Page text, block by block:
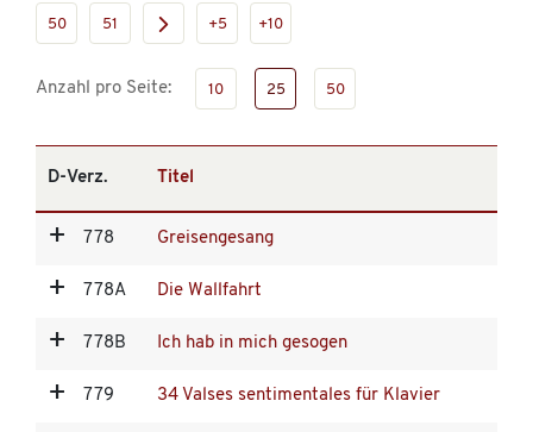
50 51 +5 +10
Anzahl pro Seite: 10 25 50
D-Verz. Titel
778 Greisengesang
778A Die Wallfahrt
778B Ich hab in mich gesogen
779 34 Valses sentimentales für Klavier